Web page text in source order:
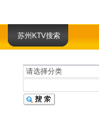
苏州KTV搜索
请选择分类